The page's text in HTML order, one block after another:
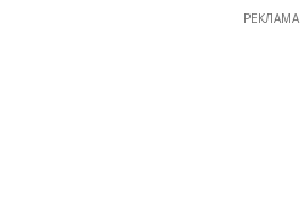
РЕКЛАМА